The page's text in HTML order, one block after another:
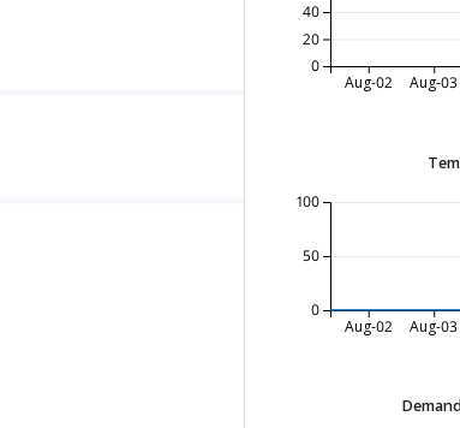
Aug-02 Aug-03
0
20
40
Aug-02 Aug-03
0
50
100